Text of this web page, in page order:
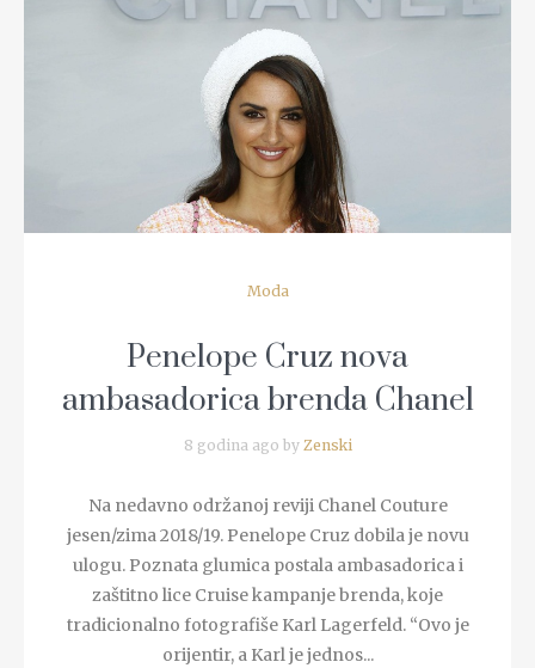
READ MORE
Moda
Penelope Cruz nova
ambasadorica brenda Chanel
8 godina ago by Zenski
Na nedavno održanoj reviji Chanel Couture
jesen/zima 2018/19. Penelope Cruz dobila je novu
ulogu. Poznata glumica postala ambasadorica i
zaštitno lice Cruise kampanje brenda, koje
tradicionalno fotografiše Karl Lagerfeld. “Ovo je
orijentir, a Karl je jednos...